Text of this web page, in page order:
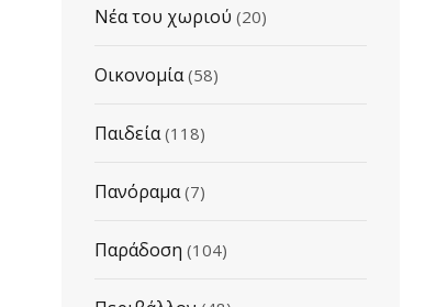
Νέα του χωριού (20)
Οικονομία(58)
Παιδεία(118)
Πανόραμα(7)
Παράδοση (104)